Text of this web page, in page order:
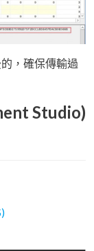
，確保傳輸過
Studio)